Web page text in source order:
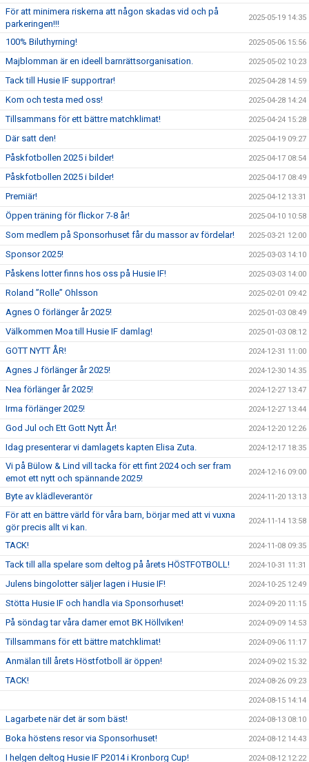
För att minimera riskerna att någon skadas vid och på
parkeringen!!!
2025-05-19 14:35
100% Biluthyrning! 2025-05-06 15:56
Majblomman är en ideell barnrättsorganisation. 2025-05-02 10:23
Tack till Husie IF supportrar! 2025-04-28 14:59
Kom och testa med oss! 2025-04-28 14:24
Tillsammans för ett bättre matchklimat! 2025-04-24 15:28
Där satt den! 2025-04-19 09:27
Påskfotbollen 2025 i bilder! 2025-04-17 08:54
Påskfotbollen 2025 i bilder! 2025-04-17 08:49
Premiär! 2025-04-12 13:31
Öppen träning för flickor 7-8 år! 2025-04-10 10:58
Som medlem på Sponsorhuset får du massor av fördelar! 2025-03-21 12:00
Sponsor 2025! 2025-03-03 14:10
Påskens lotter finns hos oss på Husie IF! 2025-03-03 14:00
Roland ”Rolle” Ohlsson 2025-02-01 09:42
Agnes O förlänger år 2025! 2025-01-03 08:49
Välkommen Moa till Husie IF damlag! 2025-01-03 08:12
GOTT NYTT ÅR! 2024-12-31 11:00
Agnes J förlänger år 2025! 2024-12-30 14:35
Nea förlänger år 2025! 2024-12-27 13:47
Irma förlänger 2025! 2024-12-27 13:44
God Jul och Ett Gott Nytt År! 2024-12-20 12:26
Idag presenterar vi damlagets kapten Elisa Zuta. 2024-12-17 18:35
Vi på Bülow & Lind vill tacka för ett fint 2024 och ser fram
emot ett nytt och spännande 2025!
2024-12-16 09:00
Byte av klädleverantör 2024-11-20 13:13
För att en bättre värld för våra barn, börjar med att vi vuxna
gör precis allt vi kan.
2024-11-14 13:58
TACK! 2024-11-08 09:35
Tack till alla spelare som deltog på årets HÖSTFOTBOLL! 2024-10-31 11:31
Julens bingolotter säljer lagen i Husie IF! 2024-10-25 12:49
Stötta Husie IF och handla via Sponsorhuset! 2024-09-20 11:15
På söndag tar våra damer emot BK Höllviken! 2024-09-09 14:53
Tillsammans för ett bättre matchklimat! 2024-09-06 11:17
Anmälan till årets Höstfotboll är öppen! 2024-09-02 15:32
TACK! 2024-08-26 09:23
2024-08-15 14:14
Lagarbete när det är som bäst! 2024-08-13 08:10
Boka höstens resor via Sponsorhuset! 2024-08-12 14:43
I helgen deltog Husie IF P2014 i Kronborg Cup! 2024-08-12 12:22